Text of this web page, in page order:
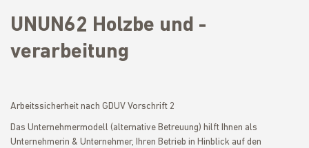
UNUN62 Holzbe und -
verarbeitung
Arbeitssicherheit nach GDUV Vorschrift 2
Das Unternehmermodell (alternative Betreuung) hilft Ihnen als
Unternehmerin & Unternehmer, Ihren Betrieb in Hinblick auf den